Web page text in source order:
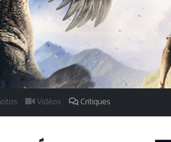
Vidéos Critiques